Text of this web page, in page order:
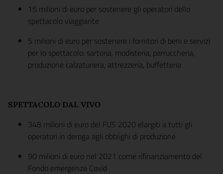
15 milioni di euro per sostenere gli operatori dello
spettacolo viaggiante
5 milioni di euro per sostenere i fornitori di beni e servizi
per lo spettacolo: sartoria, modisteria, parruccheria,
produzione calzaturiera, attrezzeria, buffetteria
SPETTACOLO DAL VIVO
348 milioni di euro del FUS 2020 elargiti a tutti gli
operatori in deroga agli obblighi di produzione
90 milioni di euro nel 2021 come rifinanziamento del
Fondo emergenza Covid